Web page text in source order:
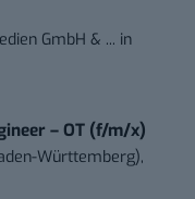
GmbH & ... in
– OT (f/m/x)
Württemberg),